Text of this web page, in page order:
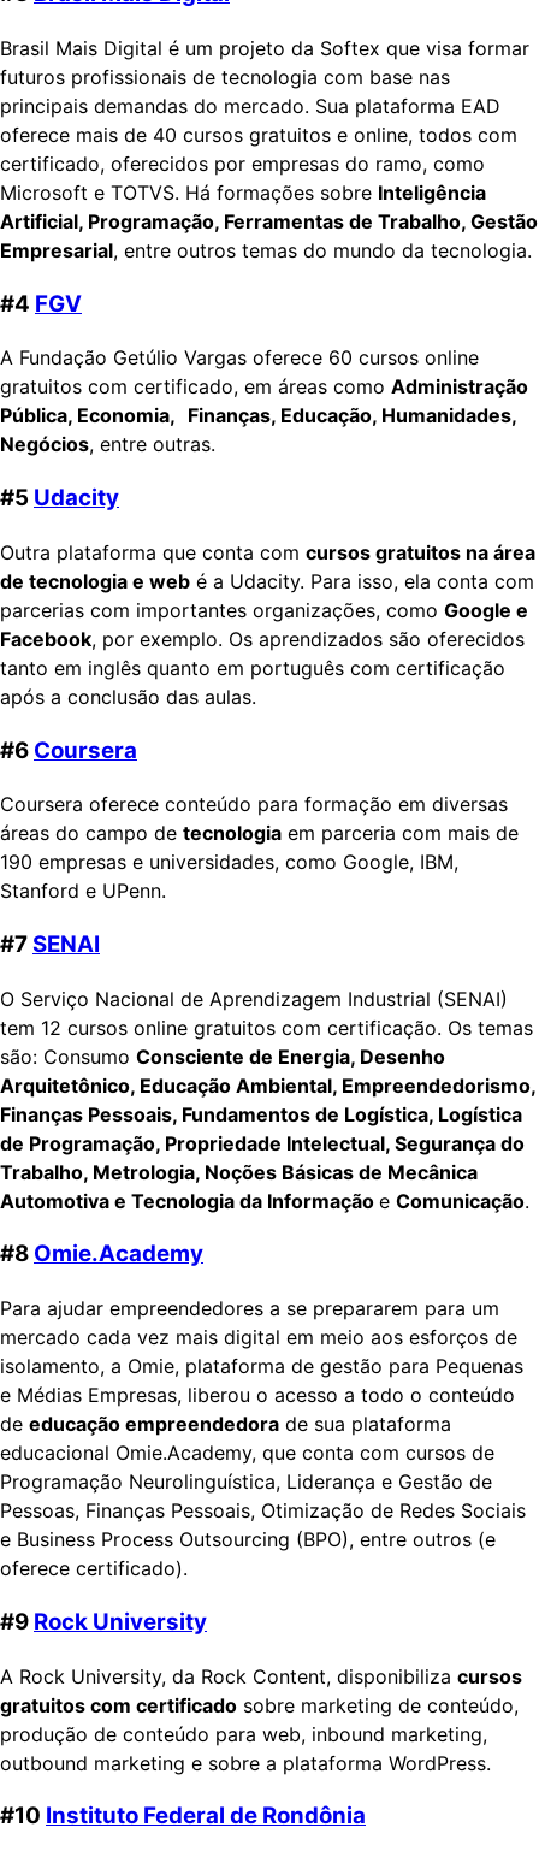
Brasil Mais Digital é um projeto da Softex que visa formar
futuros profissionais de tecnologia com base nas
principais demandas do mercado. Sua plataforma EAD
oferece mais de 40 cursos gratuitos e online, todos com
certificado, oferecidos por empresas do ramo, como
Microsoft e TOTVS. Há formações sobre Inteligência
Artificial, Programação, Ferramentas de Trabalho, Gestão
Empresarial, entre outros temas do mundo da tecnologia.
#4 FGV
A Fundação Getúlio Vargas oferece 60 cursos online
gratuitos com certificado, em áreas como Administração
Pública, Economia, Finanças, Educação, Humanidades,
Negócios, entre outras.
#5 Udacity
Outra plataforma que conta com cursos gratuitos na área
de tecnologia e web é a Udacity. Para isso, ela conta com
parcerias com importantes organizações, como Google e
Facebook, por exemplo. Os aprendizados são oferecidos
tanto em inglês quanto em português com certificação
após a conclusão das aulas.
#6 Coursera
Coursera oferece conteúdo para formação em diversas
áreas do campo de tecnologia em parceria com mais de
190 empresas e universidades, como Google, IBM,
Stanford e UPenn.
#7SENAI
O Serviço Nacional de Aprendizagem Industrial (SENAI)
tem 12 cursos online gratuitos com certificação. Os temas
são: Consumo Consciente de Energia, Desenho
Arquitetônico, Educação Ambiental, Empreendedorismo,
Finanças Pessoais, Fundamentos de Logística, Logística
de Programação, Propriedade Intelectual, Segurança do
Trabalho, Metrologia, Noções Básicas de Mecânica
Automotiva e Tecnologia da Informação e Comunicação.
#8 Omie.Academy
Para ajudar empreendedores a se prepararem para um
mercado cada vez mais digital em meio aos esforços de
isolamento, a Omie, plataforma de gestão para Pequenas
e Médias Empresas, liberou o acesso a todo o conteúdo
de educação empreendedora de sua plataforma
educacional Omie.Academy, que conta com cursos de
Programação Neurolinguística, Liderança e Gestão de
Pessoas, Finanças Pessoais, Otimização de Redes Sociais
e Business Process Outsourcing (BPO), entre outros (e
oferece certificado).
#9 Rock University
A Rock University, da Rock Content, disponibiliza cursos
gratuitos com certificado sobre marketing de conteúdo,
produção de conteúdo para web, inbound marketing,
outbound marketing e sobre a plataforma WordPress.
#10 Instituto Federal de Rondônia